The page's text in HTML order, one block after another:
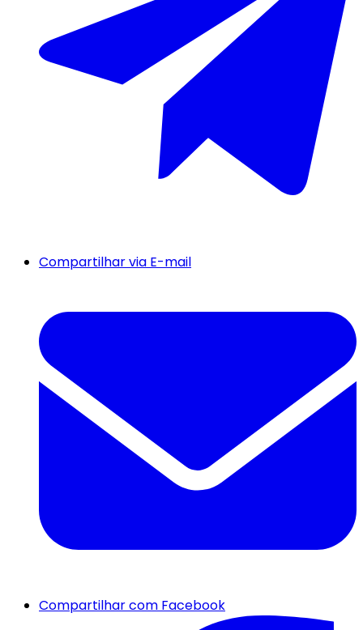
Compartilhar via E-mail
Compartilhar com Facebook